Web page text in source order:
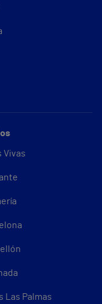
Vivas
Las Palmas